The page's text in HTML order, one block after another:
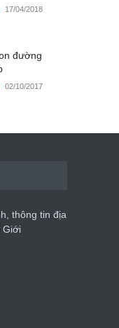
17/04/2018
đường
02/10/2017
thông tin địa
Giới